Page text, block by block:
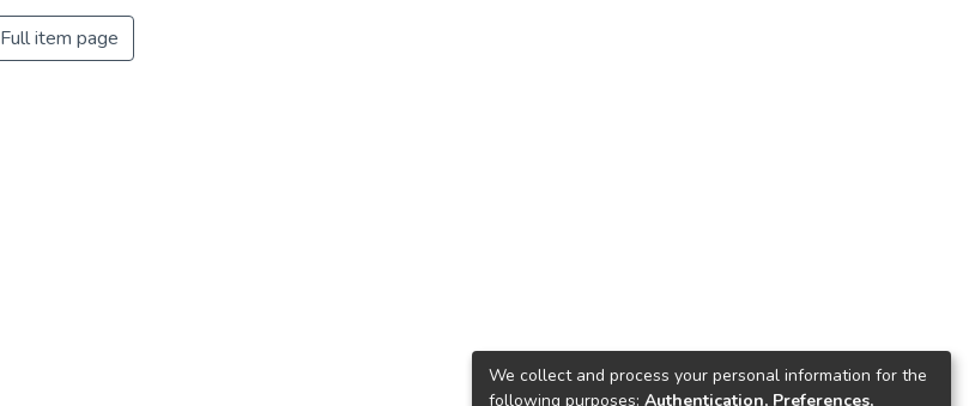
Full item page
We collect and process your personal information for the
following purposes: Authentication, Preferences,